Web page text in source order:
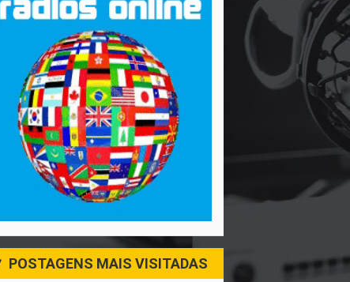
POSTAGENS MAIS VISITADAS